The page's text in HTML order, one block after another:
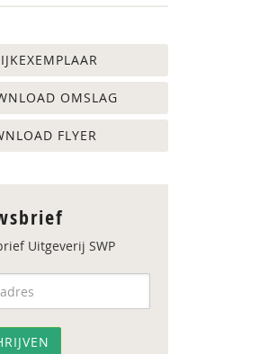
OMSLAG
FLYER
Uitgeverij SWP